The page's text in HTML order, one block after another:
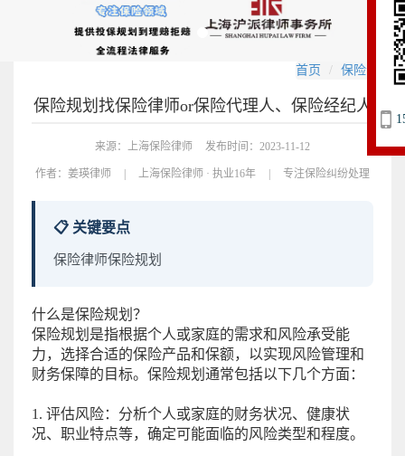
首页 保险合同
保险规划找保险律师or保险代理人、保险经纪人
来源：上海保险律师 发布时间：2023-11-12
作者： 姜瑛律师 | 上海保险律师 · 执业16年 | 专注保险纠纷处理
📋 关键要点
保险律师保险规划
什么是保险规划？
保险规划是指根据个人或家庭的需求和风险承受能
力，选择合适的保险产品和保额，以实现风险管理和
财务保障的目标。保险规划通常包括以下几个方面：
1. 评估风险：分析个人或家庭的财务状况、健康状
况、职业特点等，确定可能面临的风险类型和程度。